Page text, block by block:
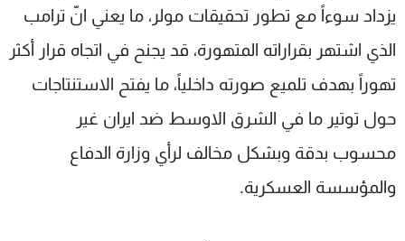
يزداد سوءاً مع تطور تحقيقات مولر، ما يعني انّ ترامب
الذي اشتهر بقراراته المتهورة، قد يجنح في اتجاه قرار أكثر
تهوراً بهدف تلميع صورته داخلياً، ما يفتح الاستنتاجات
حول توتير ما في الشرق الاوسط ضد ايران غير
محسوب بدقة وبشكل مخالف لرأي وزارة الدفاع
والمؤسسة العسكرية.